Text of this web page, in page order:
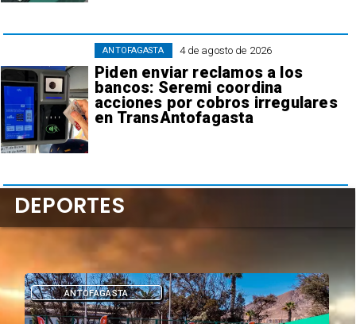
4 de agosto de 2026
Piden enviar reclamos a los
bancos: Seremi coordina
acciones por cobros irregulares
en TransAntofagasta
ANTOFAGASTA
DEPORTES
DEPORTES